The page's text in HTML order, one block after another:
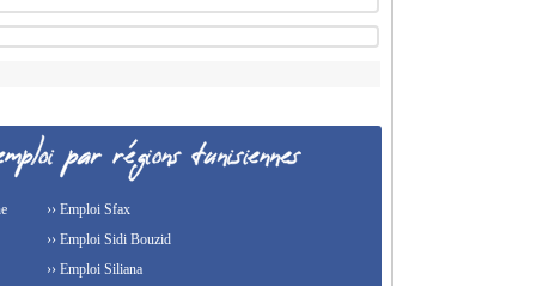
›› Emploi Sfax
›› Emploi Sidi Bouzid
›› Emploi Siliana